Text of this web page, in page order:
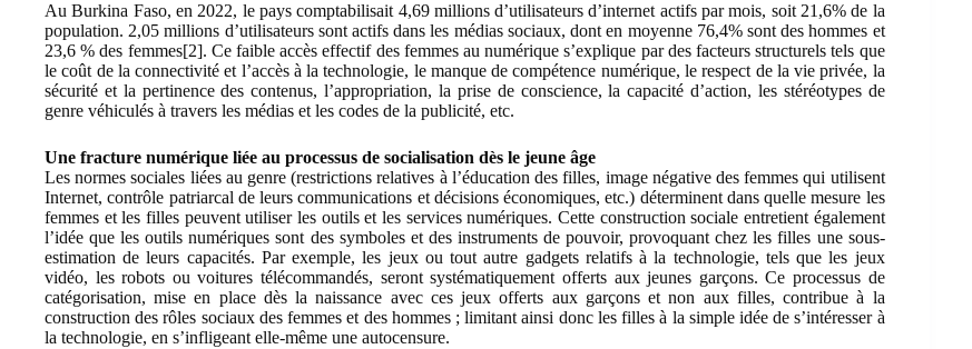
Au Burkina Faso, en 2022, le pays comptabilisait 4,69 millions d’utilisateurs d’internet actifs par mois, soit 21,6% de la
population. 2,05 millions d’utilisateurs sont actifs dans les médias sociaux, dont en moyenne 76,4% sont des hommes et
23,6 % des femmes[2]. Ce faible accès effectif des femmes au numérique s’explique par des facteurs structurels tels que
le coût de la connectivité et l’accès à la technologie, le manque de compétence numérique, le respect de la vie privée, la
sécurité et la pertinence des contenus, l’appropriation, la prise de conscience, la capacité d’action, les stéréotypes de
genre véhiculés à travers les médias et les codes de la publicité, etc.
Une fracture numérique liée au processus de socialisation dès le jeune âge
Les normes sociales liées au genre (restrictions relatives à l’éducation des filles, image négative des femmes qui utilisent
Internet, contrôle patriarcal de leurs communications et décisions économiques, etc.) déterminent dans quelle mesure les
femmes et les filles peuvent utiliser les outils et les services numériques. Cette construction sociale entretient également
l’idée que les outils numériques sont des symboles et des instruments de pouvoir, provoquant chez les filles une sous-
estimation de leurs capacités. Par exemple, les jeux ou tout autre gadgets relatifs à la technologie, tels que les jeux
vidéo, les robots ou voitures télécommandés, seront systématiquement offerts aux jeunes garçons. Ce processus de
catégorisation, mise en place dès la naissance avec ces jeux offerts aux garçons et non aux filles, contribue à la
construction des rôles sociaux des femmes et des hommes ; limitant ainsi donc les filles à la simple idée de s’intéresser à
la technologie, en s’infligeant elle-même une autocensure.